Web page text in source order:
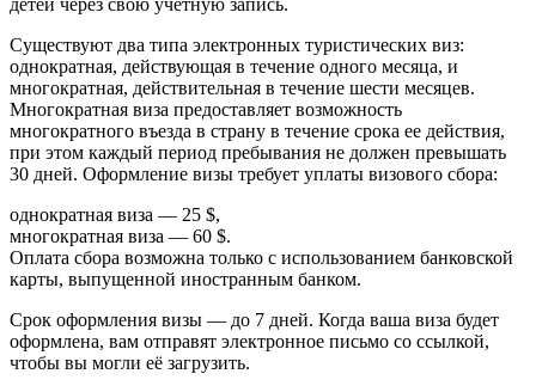
детей через свою учетную запись.
Существуют два типа электронных туристических виз:
однократная, действующая в течение одного месяца, и
многократная, действительная в течение шести месяцев.
Многократная виза предоставляет возможность
многократного въезда в страну в течение срока ее действия,
при этом каждый период пребывания не должен превышать
30 дней. Оформление визы требует уплаты визового сбора:
однократная виза — 25 $,
многократная виза — 60 $.
Оплата сбора возможна только с использованием банковской
карты, выпущенной иностранным банком.
Срок оформления визы — до 7 дней. Когда ваша виза будет
оформлена, вам отправят электронное письмо со ссылкой,
чтобы вы могли её загрузить.